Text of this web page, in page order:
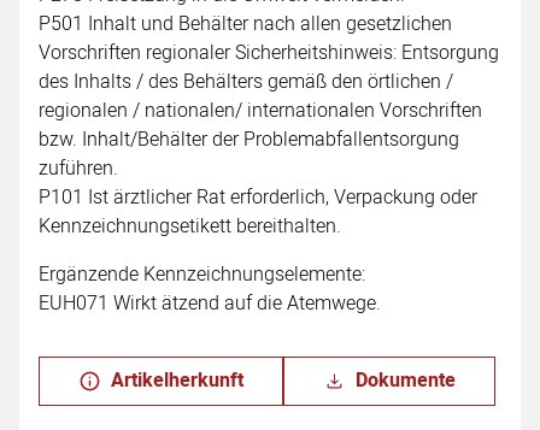
P501 Inhalt und Behälter nach allen gesetzlichen
Vorschriften regionaler Sicherheitshinweis: Entsorgung
des Inhalts / des Behälters gemäß den örtlichen /
regionalen / nationalen/ internationalen Vorschriften
bzw. Inhalt/Behälter der Problemabfallentsorgung
zuführen.
P101 Ist ärztlicher Rat erforderlich, Verpackung oder
Kennzeichnungsetikett bereithalten.
Ergänzende Kennzeichnungselemente:
EUH071 Wirkt ätzend auf die Atemwege.
Artikelherkunft Dokumente